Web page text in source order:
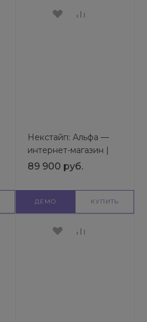
Некстайп: Альфа —
интернет-магазин |
Готовый шаблон
89 900 руб.
ДЕМО КУПИТЬ